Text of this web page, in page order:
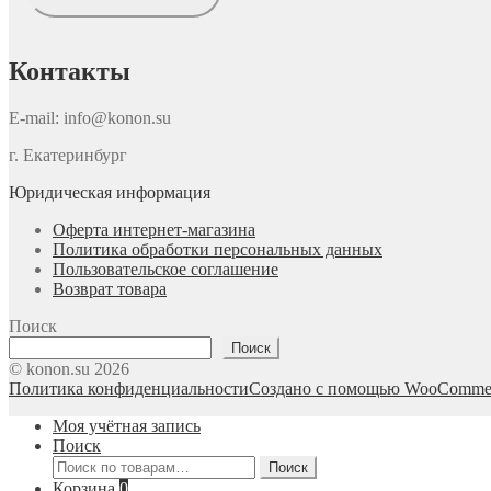
Контакты
E-mail: info@konon.su
г. Екатеринбург
Юридическая информация
Оферта интернет-магазина
Политика обработки персональных данных
Пользовательское соглашение
Возврат товара
Поиск
Поиск
© konon.su 2026
Политика конфиденциальностиСоздано с помощью
Моя учётная запись
Поиск
Искать:
Поиск